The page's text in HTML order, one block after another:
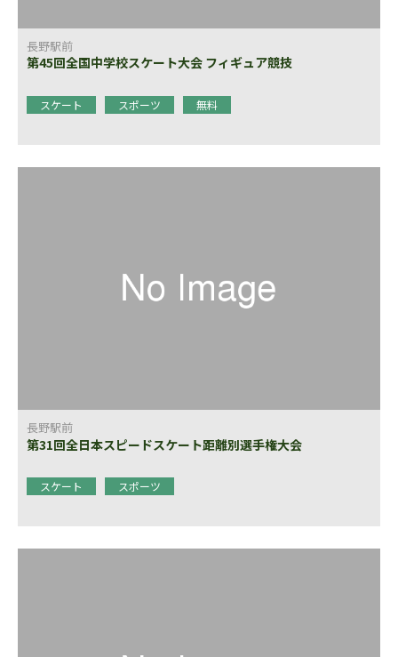
長野駅前
第45回全国中学校スケート大会 フィギュア競技
スケート スポーツ 無料
長野駅前
第31回全日本スピードスケート距離別選手権大会
スケート スポーツ